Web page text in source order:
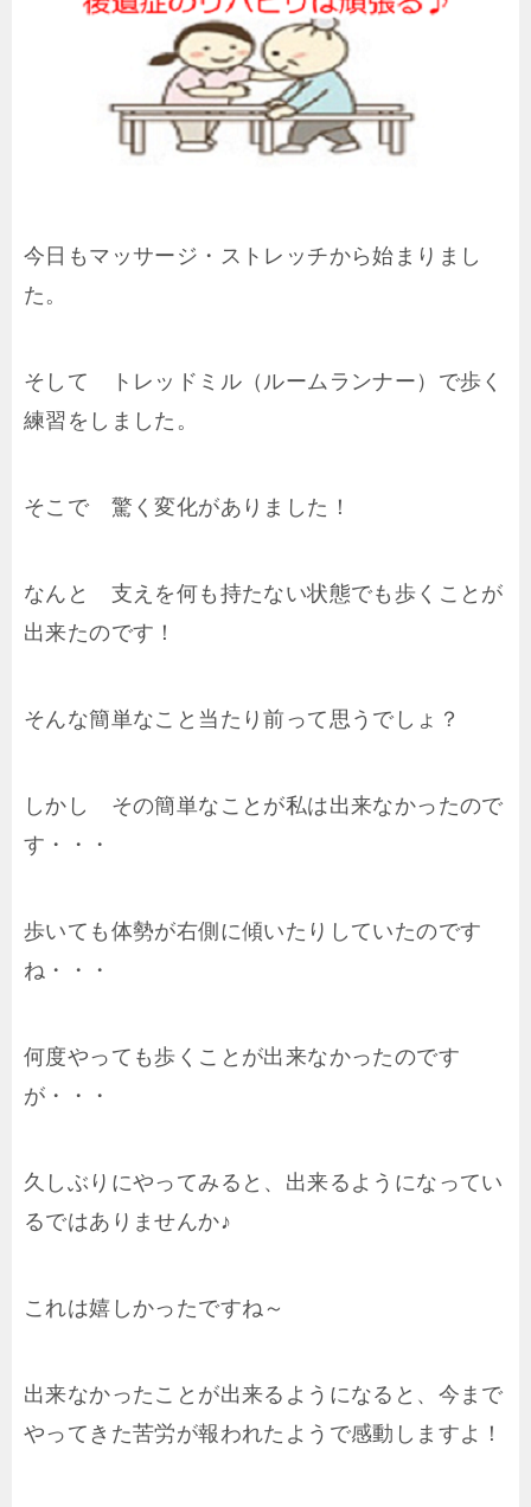
今日もマッサージ・ストレッチから始まりまし
た。
そして トレッドミル（ルームランナー）で歩く
練習をしました。
そこで 驚く変化がありました！
なんと 支えを何も持たない状態でも歩くことが
出来たのです！
そんな簡単なこと当たり前って思うでしょ？
しかし その簡単なことが私は出来なかったので
す・・・
歩いても体勢が右側に傾いたりしていたのです
ね・・・
何度やっても歩くことが出来なかったのです
が・・・
久しぶりにやってみると、出来るようになってい
るではありませんか♪
これは嬉しかったですね～
出来なかったことが出来るようになると、今まで
やってきた苦労が報われたようで感動しますよ！